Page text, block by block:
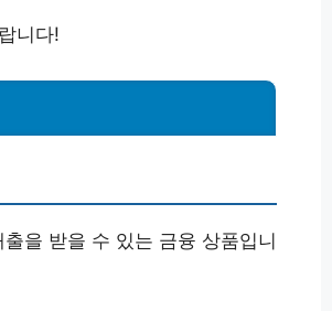
니다!
을 받을 수 있는 금융 상품입니